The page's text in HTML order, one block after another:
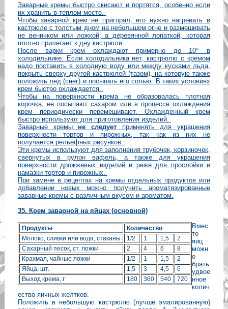
Заварные кремы быстро скисают и портятся, особенно если
их хранить в теплом месте.
Чтобы заварной крем не пригорал, его нужно нагревать в
кастрюле с толстым дном на небольшом огне и размешивать
не веничком или ложкой, а деревянной лопаткой, которая
плотно прилегает к дну кастрюли.
После варки крем охлаждают примерно до 10° в
холодильнике. Если холодильника нет, кастрюлю с кремом
надо поставить в холодную воду или между кусками льда,
покрыть сверху другой кастрюлей (тазом), на которую также
положить лед (снег) и посыпать его солью. В таких условиях
крем быстро охлаждается.
Чтобы на поверхности крема не образовалась плотная
корочка, ее посыпают сахаром или в процессе охлаждения
крем периодически перемешивают. Охлажденный крем
быстро используют для приготовления изделий.
Заварные кремы
не следует
применять для украшения
поверхности тортов и пирожных, так как из них не
получается рельефных рисунков.
Эти кремы используют для заполнения трубочек, корзиночек,
свернутых в рулон вафель, а также для украшения
поверхности дрожжевых изделий и реже для прослойки и
намазки тортов и пирожных.
При замене в рецептах на кремы отдельных продуктов или
добавлении новых можно получить ароматизированные
заварные кремы с различным вкусом и ароматом.
35. Крем заварной на яйцах (основной)
Продукты
Количество
Молоко, сливки или вода, стаканы
1/2 1 1,5
2
Сахарный песок, ст. ложки
2 4 6
8
Крахмал, чайные ложки
1/2 1 1,5
2
Яйца, шт.
1,5 3 4,5
6
Выход крема, г
180 360 540 720
Вмес
то
яиц
можн
о
брать
удвое
нное
колич
ество яичных желтков.
Положить в небольшую кастрюлю (лучше эмалированную)